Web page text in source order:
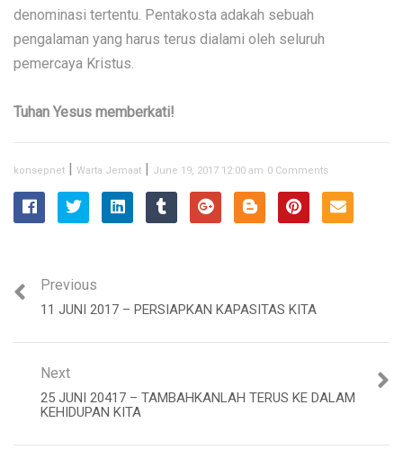
denominasi tertentu. Pentakosta adakah sebuah
pengalaman yang harus terus dialami oleh seluruh
pemercaya Kristus.
Tuhan Yesus memberkati!
konsepnet | Warta Jemaat | June 19, 2017 12:00 am 0 Comments
Previous
11 JUNI 2017 – PERSIAPKAN KAPASITAS KITA
Next
25 JUNI 20417 – TAMBAHKANLAH TERUS KE DALAM
KEHIDUPAN KITA